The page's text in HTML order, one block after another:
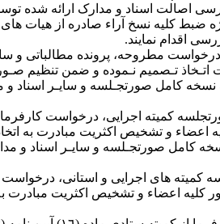
بررسی اصالت اسناد و مدارک ارائه شده
دستورالعـمل اجرائی آیین نـامه هیات های تشخیص مطالبات صـادره به شماره ٩٦١٥‏‏‏‏‏‏‏‏‏‏/٩٦‏‏‏‏‏‏‏‏‏‏/١٠٠٠ مورخ ٠٥‏‏‏‏‏‏‏‏‏‏/٠٩‏‏‏‏‏‏‏‏‏‏/
اقدام نمایند.
بررسی کامل و همه جانبه درخواست مطروحه، پرونده
تـصمیم نـموده و ضمن تنظیم
را منضم به نسخه کامل صورتجـلسه و سایـر
کامل و همه جانبه صورتجلسه کمیته اجرایی،
اعضاء و تشخیص اکثریت مبادرت به
را منضم به نسخه کامل صورتجـلسه و سایـر
همه جانبه صورتجلسه کمیته های اجرایی و استانی،
اعضاء و تشخیص اکثریت مبادرت به